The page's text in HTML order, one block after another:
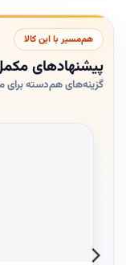
هم‌مسیر با این کالا
پیشنهادهای
گزینه‌های هم‌دسته برای